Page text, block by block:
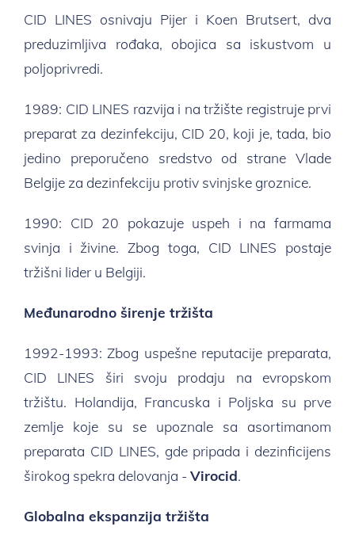
CID LINES osnivaju Pijer i Koen Brutsert, dva
preduzimljiva rođaka, obojica sa iskustvom u
poljoprivredi.
1989: CID LINES razvija i na tržište registruje prvi
preparat za dezinfekciju, CID 20, koji je, tada, bio
jedino preporučeno sredstvo od strane Vlade
Belgije za dezinfekciju protiv svinjske groznice.
1990: CID 20 pokazuje uspeh i na farmama
svinja i živine. Zbog toga, CID LINES postaje
tržišni lider u Belgiji.
Međunarodno širenje tržišta
1992-1993: Zbog uspešne reputacije preparata,
CID LINES širi svoju prodaju na evropskom
tržištu. Holandija, Francuska i Poljska su prve
zemlje koje su se upoznale sa asortimanom
preparata CID LINES, gde pripada i dezinficijens
širokog spekra delovanja - Virocid.
Globalna ekspanzija tržišta